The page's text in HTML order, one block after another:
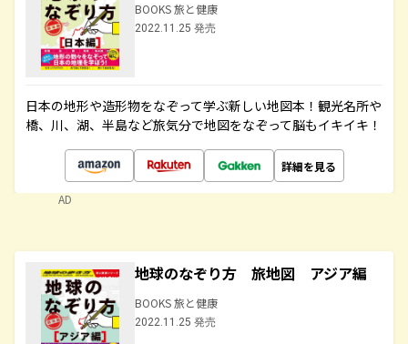
BOOKS 旅と健康
2022.11.25 発売
日本の地形や造形物をなぞって学ぶ新しい地図本！観光名所や
橋、川、湖、半島など旅気分で地図をなぞって脳もイキイキ！
詳細を見る
AD
地球のなぞり方 旅地図 アジア編
BOOKS 旅と健康
2022.11.25 発売